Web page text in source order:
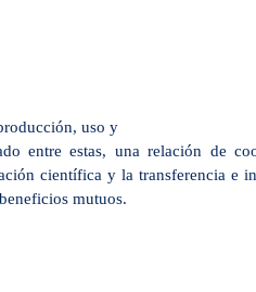
uso y
entre estas, una relación de
científica y la transferencia e
mutuos.